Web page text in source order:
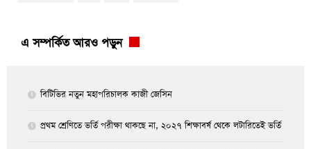
এ সম্পর্কিত আরও পড়ুন
বিটিভির নতুন মহাপরিচালক কাজী জেসিন
প্রথম শ্রেণিতে ভর্তি পরীক্ষা থাকছে না, ২০২৭ শিক্ষাবর্ষ থেকে লটারিতেই ভর্তি